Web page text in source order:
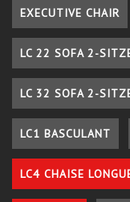
EXECUTIVE CHAIR
LC 22 SOFA 2-
LC 32 SOFA 2-
LC1 BASCULANT
LC4 CHAISE